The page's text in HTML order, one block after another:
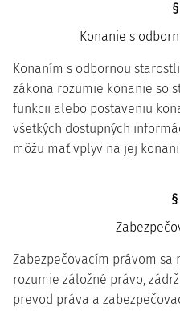
Konanie s
Konaním s odbornou
zákona rozumie konanie so
funkcii alebo postaveniu
všetkých dostupných
môžu mať vplyv na jej
Zabezpečovacím právom sa
rozumie záložné právo,
prevod práva a